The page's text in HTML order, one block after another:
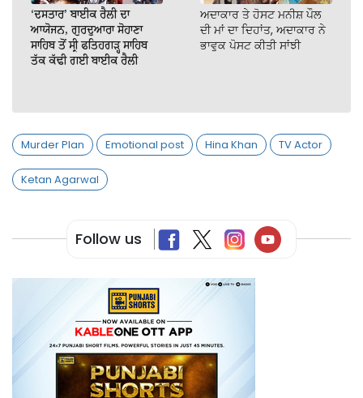
‘ਦਸਤਾਰ’ ਬਾਈਕ ਰੈਲੀ ਦਾ
ਆਯੋਜਨ, ਗੁਰਦੁਆਰਾ ਸੋਹਾਣਾ
ਸਾਹਿਬ ਤੋਂ ਸ੍ਰੀ ਫਤਿਹਗੜ੍ਹ ਸਾਹਿਬ
ਤੱਕ ਕੱਢੀ ਗਈ ਬਾਈਕ ਰੈਲੀ
ਅਦਾਕਾਰ ਤੇ ਹੋਸਟ ਮਨੀਸ਼ ਪੌਲ
ਦੀ ਮਾਂ ਦਾ ਦਿਹਾਂਤ, ਅਦਾਕਾਰ ਨੇ
ਭਾਵੁਕ ਪੋਸਟ ਕੀਤੀ ਸਾਂਝੀ
Murder Plan Emotional post Hina Khan TV Actor
Ketan Agarwal
Follow us